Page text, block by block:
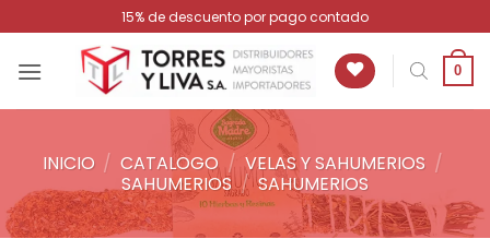
al
contenido
15% de descuento por pago contado
0
INICIO / CATALOGO / VELAS Y SAHUMERIOS /
SAHUMERIOS / SAHUMERIOS